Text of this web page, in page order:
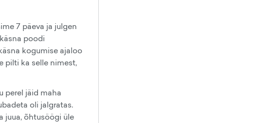
7 päeva ja julgen
poodi
kogumise ajaloo
pilti ka selle nimest,
perel jäid maha
oli jalgratas.
juua, õhtusöögi üle